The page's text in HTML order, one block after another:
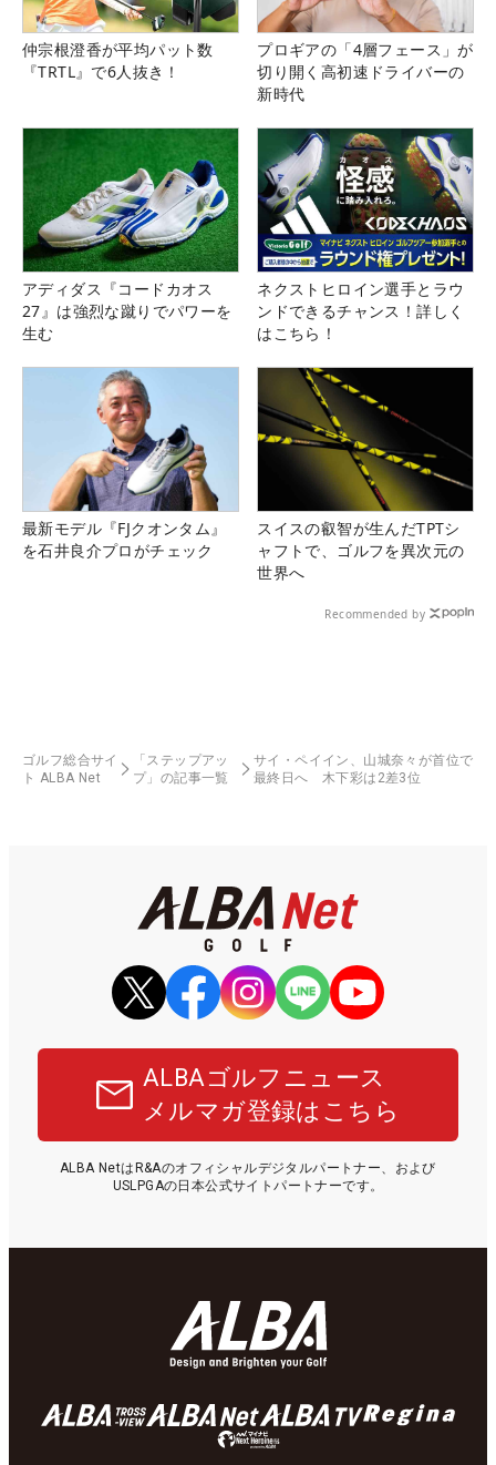
仲宗根澄香が平均パット数
『TRTL』で6人抜き！
プロギアの「4層フェース」が
切り開く高初速ドライバーの
新時代
アディダス『コードカオス
27』は強烈な蹴りでパワーを
生む
ネクストヒロイン選手とラウ
ンドできるチャンス！詳しく
はこちら！
最新モデル『FJクオンタム』
を石井良介プロがチェック
スイスの叡智が生んだTPTシ
ャフトで、ゴルフを異次元の
世界へ
Recommended by
ゴルフ総合サイ
ト ALBA Net
「ステップアッ
プ」の記事一覧
サイ・ペイイン、山城奈々が首位で
最終日へ 木下彩は2差3位
ALBAゴルフニュース
メルマガ登録はこちら
ALBA NetはR&Aのオフィシャルデジタルパートナー、および
USLPGAの日本公式サイトパートナーです。